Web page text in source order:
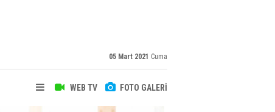
05 Mart 2021 Cuma
WEB TV FOTO GALERİ